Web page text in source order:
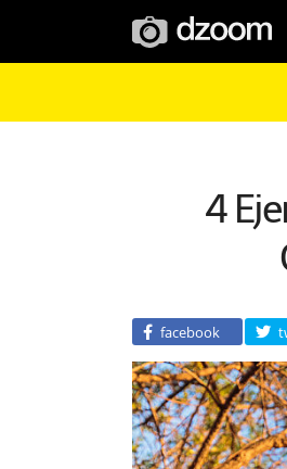
4
facebook